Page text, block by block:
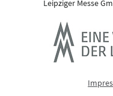
Leipziger Messe